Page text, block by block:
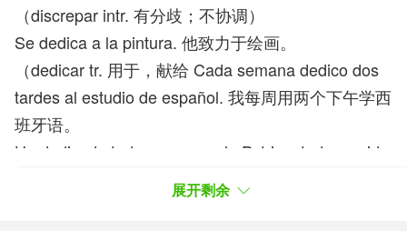
（discrepar intr. 有分歧；不协调）
Se dedica a la pintura. 他致力于绘画。
（dedicar tr. 用于，献给 Cada semana dedico dos
tardes al estudio de español. 我每周用两个下午学西
班牙语。
Ha dedicado todo su amor a la Patria y toda su vida
a la construcción socialista de nuestro país. 他将全
部的爱献给了祖国，将毕生的精力献给了我国的社会
展开剩余